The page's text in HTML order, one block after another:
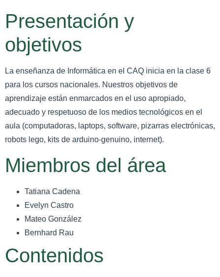
Presentación y
objetivos
La enseñanza de Informática en el CAQ inicia en la clase 6
para los cursos nacionales. Nuestros objetivos de
aprendizaje están enmarcados en el uso apropiado,
adecuado y respetuoso de los medios tecnológicos en el
aula (computadoras, laptops, software, pizarras electrónicas,
robots lego, kits de arduino-genuino, internet).
Miembros del área
Tatiana Cadena
Evelyn Castro
Mateo González
Bernhard Rau
Contenidos